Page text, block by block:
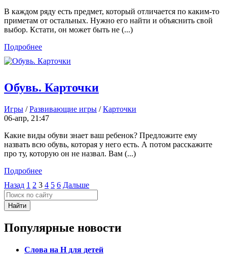
В каждом ряду есть предмет, который отличается по каким-то
приметам от остальных. Нужно его найти и объяснить свой
выбор. Кстати, он может быть не (...)
Подробнее
Обувь. Карточки
Игры /Развивающие игры /Карточки
06-апр, 21:47
Какие виды обуви знает ваш ребенок? Предложите ему
назвать всю обувь, которая у него есть. А потом расскажите
про ту, которую он не назвал. Вам (...)
Подробнее
Назад 1 2 3 4 5 6 Дальше
Найти
Популярные новости
Слова на Н для детей